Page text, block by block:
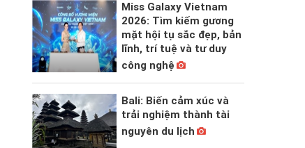
Miss Galaxy Vietnam
2026: Tìm kiếm gương
mặt hội tụ sắc đẹp, bản
lĩnh, trí tuệ và tư duy
công nghệ
Bali: Biến cảm xúc và
trải nghiệm thành tài
nguyên du lịch